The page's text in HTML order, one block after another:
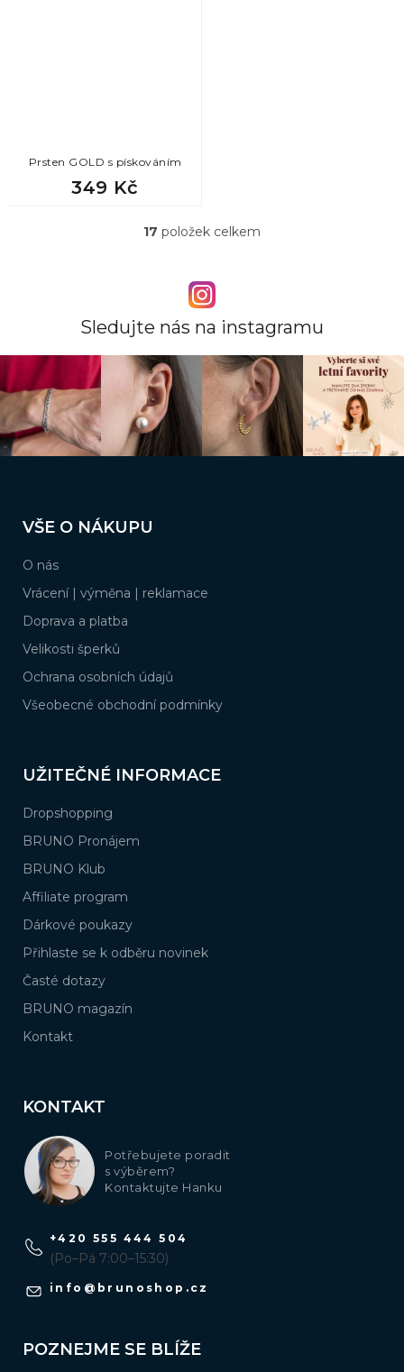
Prsten GOLD s pískováním
349 Kč
O
á
d
a
í
p
k
y
v
17 položek celkem
Sledujte nás na instagramu
pVŠE O NÁKUPU
O nás
Vrácení | výměna | reklamace
Doprava a platba
Velikosti šperků
Ochrana osobních údajů
Všeobecné obchodní podmínky
UŽITEČNÉ INFORMACE
Dropshopping
BRUNO Pronájem
BRUNO Klub
Affiliate program
Dárkové poukazy
Přihlaste se k odběru novinek
Časté dotazy
BRUNO magazín
Kontakt
KONTAKT
Potřebujete poradit
s výběrem?
Kontaktujte Hanku
info @ brunoshop.cz
+420 555 444 504
(Po–Pá 7:00–15:30)
POZNEJME SE BLÍŽE